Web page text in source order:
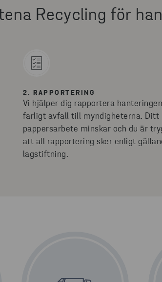
Recycling för
2. RAPPORTERING
Vi hjälper dig rapportera
farligt avfall till myndigheterna. Ditt
pappersarbete minskar och du är
att all rapportering sker enligt
lagstiftning.